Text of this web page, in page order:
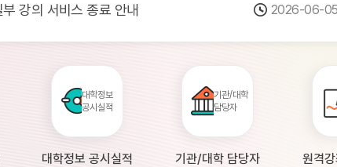
강의 서비스 종료 안내 2026-06-
학의 원격강좌 현황 조사 안내(자주묻... 2026-04-
대학정보
공시실적
대학정보 공시실적
기관/대학
담당자
기관/대학 담당자 원격